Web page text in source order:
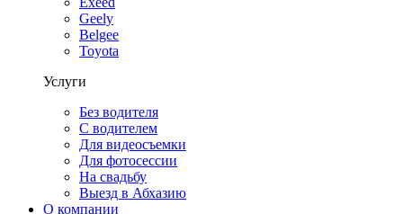
Geely
Belgee
Toyota
Услуги
Без водителя
С водителем
Для видеосъемки
Для фотосессии
На свадьбу
Выезд в Абхазию
О компании